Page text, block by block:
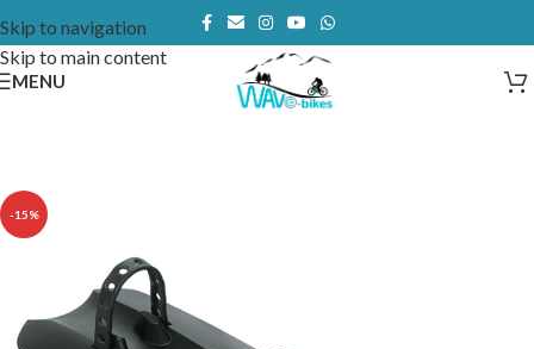
Skip to navigation
Skip to main content
MENU
-15%